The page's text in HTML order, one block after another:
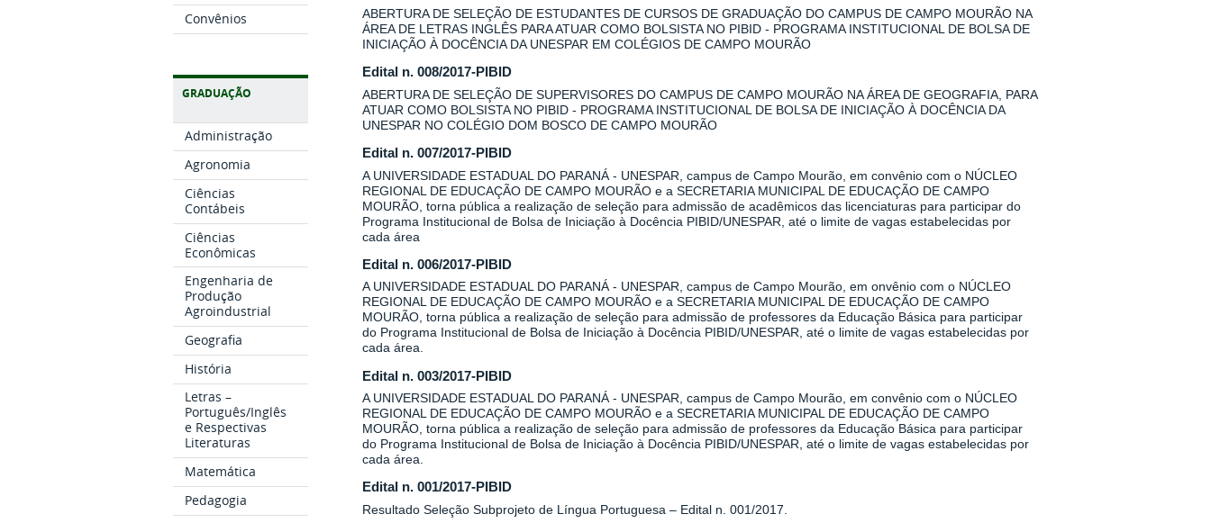
Convênios
GRADUAÇÃO
Administração
Agronomia
Ciências
Contábeis
Ciências
Econômicas
Engenharia de
Produção
Agroindustrial
Geografia
História
Letras –
Português/Inglês
e Respectivas
Literaturas
Matemática
Pedagogia
ABERTURA DE SELEÇÃO DE ESTUDANTES DE CURSOS DE GRADUAÇÃO DO CAMPUS DE CAMPO MOURÃO NA
ÁREA DE LETRAS INGLÊS PARA ATUAR COMO BOLSISTA NO PIBID - PROGRAMA INSTITUCIONAL DE BOLSA DE
INICIAÇÃO À DOCÊNCIA DA UNESPAR EM COLÉGIOS DE CAMPO MOURÃO
Edital n. 008/2017-PIBID
ABERTURA DE SELEÇÃO DE SUPERVISORES DO CAMPUS DE CAMPO MOURÃO NA ÁREA DE GEOGRAFIA, PARA
ATUAR COMO BOLSISTA NO PIBID - PROGRAMA INSTITUCIONAL DE BOLSA DE INICIAÇÃO À DOCÊNCIA DA
UNESPAR NO COLÉGIO DOM BOSCO DE CAMPO MOURÃO
Edital n. 007/2017-PIBID
A UNIVERSIDADE ESTADUAL DO PARANÁ - UNESPAR, campus de Campo Mourão, em convênio com o NÚCLEO
REGIONAL DE EDUCAÇÃO DE CAMPO MOURÃO e a SECRETARIA MUNICIPAL DE EDUCAÇÃO DE CAMPO
MOURÃO, torna pública a realização de seleção para admissão de acadêmicos das licenciaturas para participar do
Programa Institucional de Bolsa de Iniciação à Docência PIBID/UNESPAR, até o limite de vagas estabelecidas por
cada área
Edital n. 006/2017-PIBID
A UNIVERSIDADE ESTADUAL DO PARANÁ - UNESPAR, campus de Campo Mourão, em onvênio com o NÚCLEO
REGIONAL DE EDUCAÇÃO DE CAMPO MOURÃO e a SECRETARIA MUNICIPAL DE EDUCAÇÃO DE CAMPO
MOURÃO, torna pública a realização de seleção para admissão de professores da Educação Básica para participar
do Programa Institucional de Bolsa de Iniciação à Docência PIBID/UNESPAR, até o limite de vagas estabelecidas por
cada área.
Edital n. 003/2017-PIBID
A UNIVERSIDADE ESTADUAL DO PARANÁ - UNESPAR, campus de Campo Mourão, em convênio com o NÚCLEO
REGIONAL DE EDUCAÇÃO DE CAMPO MOURÃO e a SECRETARIA MUNICIPAL DE EDUCAÇÃO DE CAMPO
MOURÃO, torna pública a realização de seleção para admissão de professores da Educação Básica para participar
do Programa Institucional de Bolsa de Iniciação à Docência PIBID/UNESPAR, até o limite de vagas estabelecidas por
cada área.
Edital n. 001/2017-PIBID
Resultado Seleção Subprojeto de Língua Portuguesa – Edital n. 001/2017.